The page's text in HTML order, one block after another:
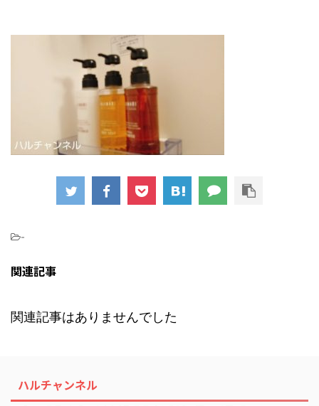
-
関連記事
関連記事はありませんでした
ハルチャンネル